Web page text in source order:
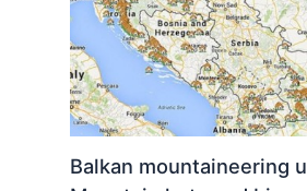
Balkan mountaineering